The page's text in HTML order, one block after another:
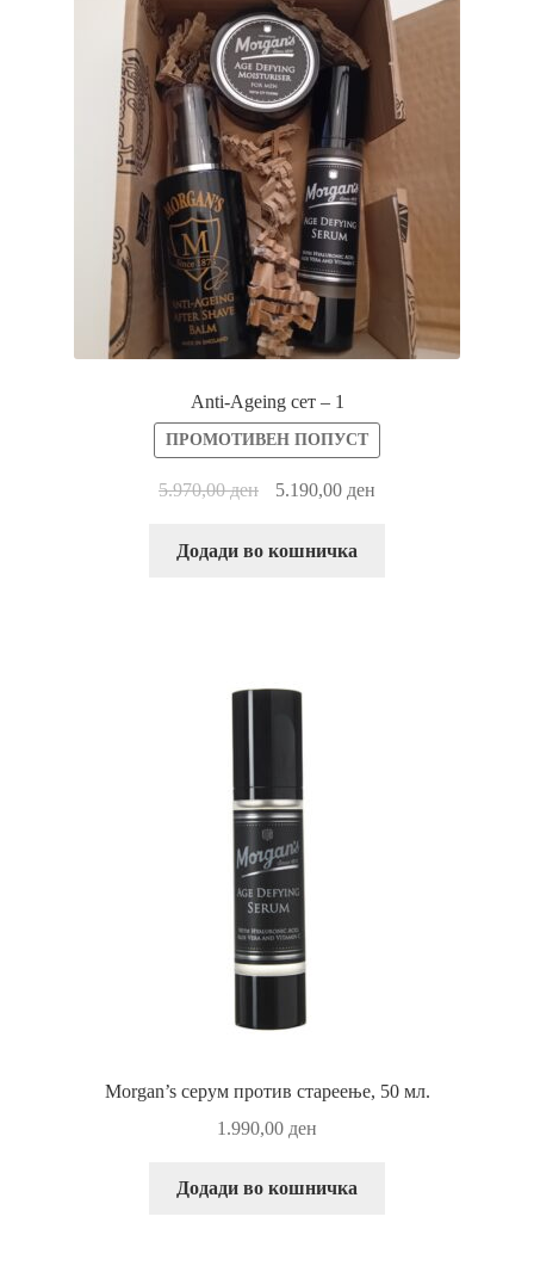
Историјата на компанијата MORGAN’S POMADE
Нашите производи
Политика за заштита на лични податоци
Политика на продажба
Прашања и одговори за производи за потемнување на
Anti-Ageing сет – 1
ПРОМОТИВЕН ПОПУСТ
5.970,00ден 5.190,00 ден
Додади во кошничка
Morgan’s серум против стареење, 50 мл.
1.990,00 ден
Додади во кошничка